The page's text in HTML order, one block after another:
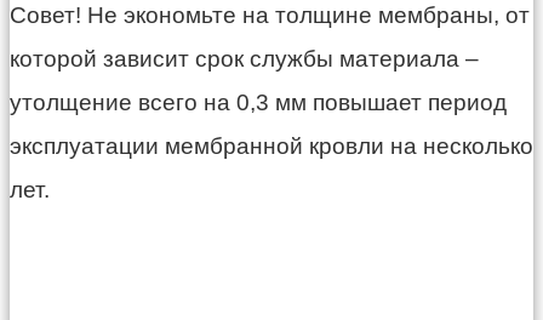
Совет! Не экономьте на толщине мембраны, от
которой зависит срок службы материала –
утолщение всего на 0,3 мм повышает период
эксплуатации мембранной кровли на несколько
лет.